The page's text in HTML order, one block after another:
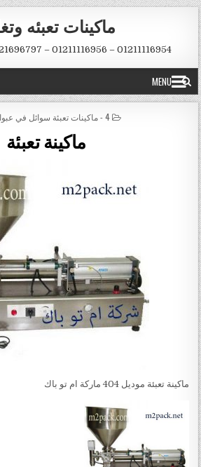
Skip to content
ماكينات تعبئه
01211116954 – 01211116956 – 01221696797 – 01211116958
MENU
POSTED IN
4 - ماكينات تعبئة سوائل في عبوات و اكياس
ماكينة تعبئة ‏
ماكينة تعبئة ‏موديل 404 ماركة ام تو باك